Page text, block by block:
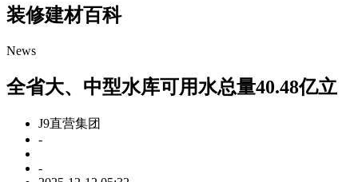
装修建材百科
News
全省大、中型水库可用水总量40.48亿立
J9直营集团
-
-